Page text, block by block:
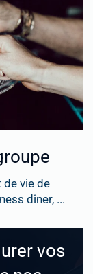
de vie de
dîner, ...
vos